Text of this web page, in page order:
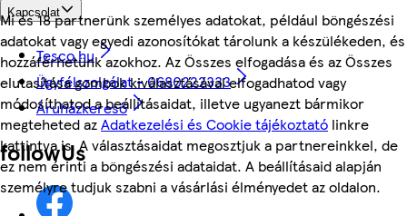
Mi és 18 partnerünk személyes adatokat, például böngészési
adatokat vagy egyedi azonosítókat tárolunk a készülékeden, és
hozzáférhetünk azokhoz. Az Összes elfogadása és az Összes
elutasítása gombok kiválasztásával elfogadhatod vagy
módosíthatod a beállításaidat, illetve ugyanezt bármikor
megteheted azAdatkezelési és Cookie tájékoztató linkre
kattintva is. A választásaidat megosztjuk a partnereinkkel, de
ez nem érinti a böngészési adataidat. A beállításaid alapján
személyre tudjuk szabni a vásárlási élményedet az oldalon.
Kapcsolat
Tesco.hu
Ügyfélszolgálat - 0680222333
Áruházkereső
followUs